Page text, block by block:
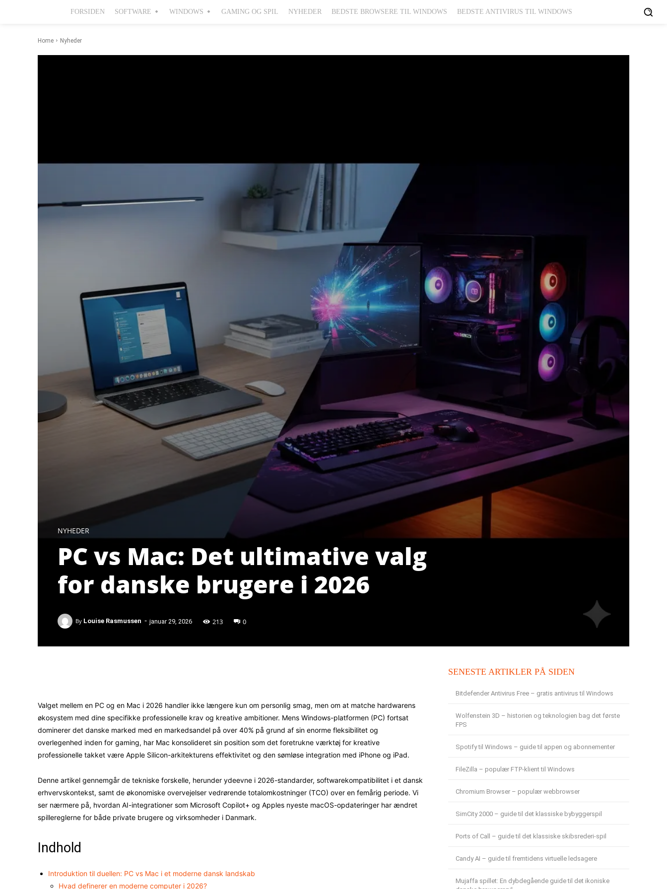
FORSIDEN SOFTWARE WINDOWS GAMING OG SPIL NYHEDER BEDSTE BROWSERE TIL WINDOWS BEDSTE ANTIVIRUS TIL WINDOWS
Home Nyheder
NYHEDER
PC vs Mac: Det ultimative valg
for danske brugere i 2026
By Louise Rasmussen - januar 29, 2026 213 0
Valget mellem en PC og en Mac i 2026 handler ikke længere kun om personlig smag, men om at matche hardwarens
økosystem med dine specifikke professionelle krav og kreative ambitioner. Mens Windows-platformen (PC) fortsat
dominerer det danske marked med en markedsandel på over 40% på grund af sin enorme fleksibilitet og
overlegenhed inden for gaming, har Mac konsolideret sin position som det foretrukne værktøj for kreative
professionelle takket være Apple Silicon-arkitekturens effektivitet og den sømløse integration med iPhone og iPad.
Denne artikel gennemgår de tekniske forskelle, herunder ydeevne i 2026-standarder, softwarekompatibilitet i et dansk
erhvervskontekst, samt de økonomiske overvejelser vedrørende totalomkostninger (TCO) over en femårig periode. Vi
ser nærmere på, hvordan AI-integrationer som Microsoft Copilot+ og Apples nyeste macOS-opdateringer har ændret
spillereglerne for både private brugere og virksomheder i Danmark.
Indhold
Introduktion til duellen: PC vs Mac i et moderne dansk landskab
Hvad definerer en moderne computer i 2026?
SENESTE ARTIKLER PÅ SIDEN
Bitdefender Antivirus Free – gratis antivirus til Windows
Wolfenstein 3D – historien og teknologien bag det første
FPS
Spotify til Windows – guide til appen og abonnementer
FileZilla – populær FTP-klient til Windows
Chromium Browser – populær webbrowser
SimCity 2000 – guide til det klassiske bybyggerspil
Ports of Call – guide til det klassiske skibsrederi-spil
Candy AI – guide til fremtidens virtuelle ledsagere
Mujaffa spillet: En dybdegående guide til det ikoniske